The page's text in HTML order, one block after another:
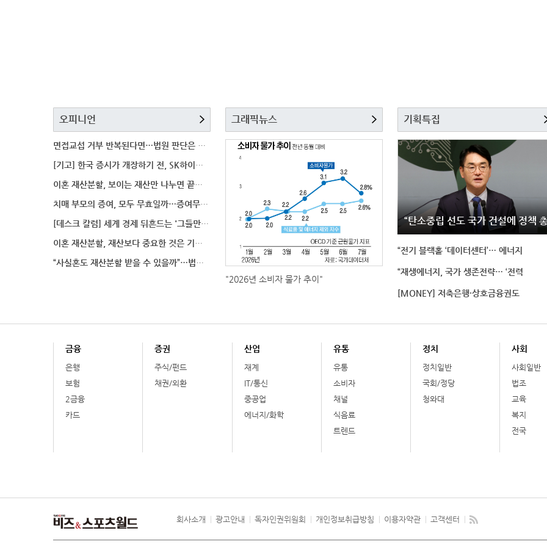
오피니언
면접교섭 거부 반복된다면…법원 판단은 달라질까
[기고] 한국 증시가 개장하기 전, SK하이닉스 가격은
이혼 재산분할, 보이는 재산만 나누면 끝일까…숨겨진 자
치매 부모의 증여, 모두 무효일까…증여무효 분쟁에서 법
[데스크 칼럼] 세계 경제 뒤흔드는 '그들만의 언어'
이혼 재산분할, 재산보다 중요한 것은 기여도 입증
“사실혼도 재산분할 받을 수 있을까”…법원이 살펴보는
그래픽뉴스
"2026년 소비자 물가 추이"
기획특집
“탄소중립 선도 국가 건설에 정책
“전기 블랙홀 ‘데이터센터’… 에너지
“재생에너지, 국가 생존전략… ‘전력
[MONEY] 저축은행·상호금융권도
금융
은행
보험
2금융
카드
증권
주식/펀드
채권/외환
산업
재계
IT/통신
중공업
에너지/화학
유통
유통
소비자
채널
식음료
트렌드
정치
정치일반
국회/정당
청와대
사회
사회일반
법조
교육
복지
전국
회사소개 광고안내 독자인권위원회 개인정보취급방침 이용자약관 고객센터